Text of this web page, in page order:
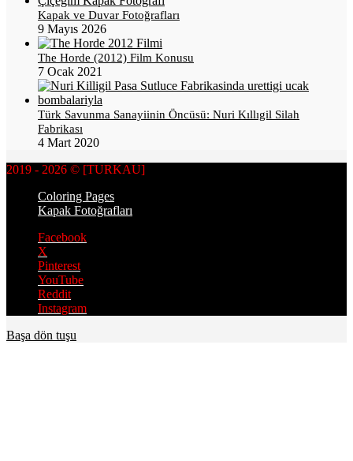
Kapak ve Duvar Fotoğrafları
9 Mayıs 2026
The Horde (2012) Film Konusu
7 Ocak 2021
Türk Savunma Sanayiinin Öncüsü: Nuri Kıllıgil Silah
Fabrikası
4 Mart 2020
2019 - 2026 © [TURKAU]
Coloring Pages
Kapak Fotoğrafları
Facebook
X
Pinterest
YouTube
Reddit
Instagram
Başa dön tuşu